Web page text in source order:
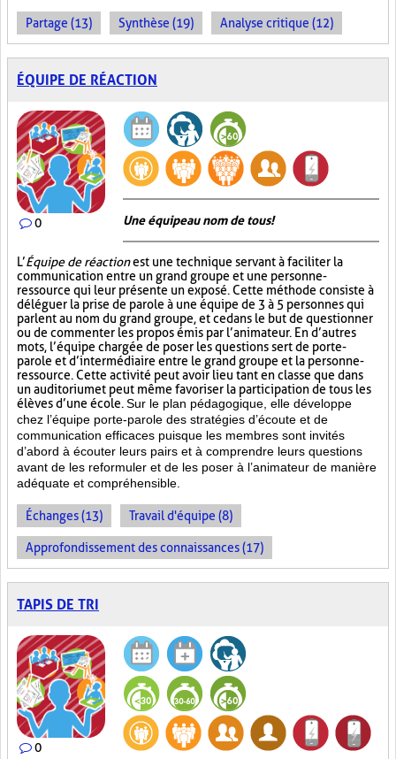
Partage (13) Synthèse (19) Analyse critique (12)
ÉQUIPE DE RÉACTION
0 Une équipe au nom de tous!
L’Équipe de réactionest une technique servant à faciliter la
communication entre un grand groupe et une personne-
ressource qui leur présente un exposé. Cette méthode consiste à
déléguer la prise de parole à une équipe de 3 à 5 personnes qui
parlent au nom du grand groupe, et ce dans le but de questionner
ou de commenter les propos émis par l’animateur. En d’autres
mots, l’équipe chargée de poser les questions sert de porte-
parole et d’intermédiaire entre le grand groupe et la personne-
ressource. Cette activité peut avoir lieu tant en classe que dans
un auditorium et peut même favoriser la participation de tous les
élèves d’une école. Sur le plan pédagogique, elle développe
chez l’équipe porte-parole des stratégies d’écoute et de
communication efficaces puisque les membres sont invités
d’abord à écouter leurs pairs et à comprendre leurs questions
avant de les reformuler et de les poser à l’animateur de manière
adéquate et compréhensible.
Échanges (13) Travail d'équipe (8)
Approfondissement des connaissances (17)
TAPIS DE TRI
0